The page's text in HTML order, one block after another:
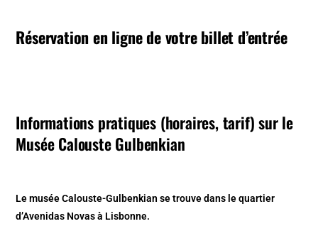
Réservation en ligne de votre billet d’entrée
Informations pratiques (horaires, tarif) sur le
Musée Calouste Gulbenkian
Le musée Calouste-Gulbenkian se trouve dans le quartier
d’Avenidas Novas à Lisbonne.